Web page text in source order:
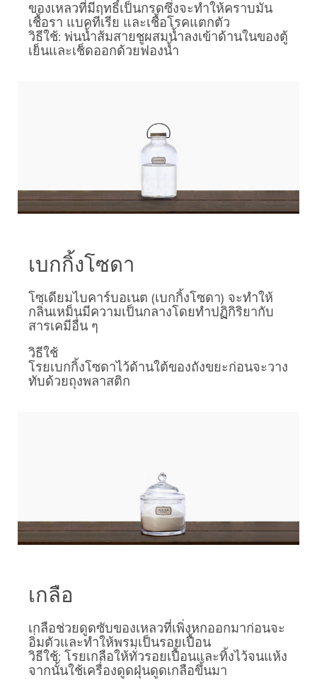
ของเหลวที่มีฤทธิ์เป็นกรดซึ่งจะทำให้คราบมัน
เชื้อรา แบคทีเรีย และเชื้อโรคแตกตัว
วิธีใช้: พ่นน้ำส้มสายชูผสมน้ำลงเข้าด้านในของตู้
เย็นและเช็ดออกด้วยฟองน้ำ
เบกกิ้งโซดา
โซเดียมไบคาร์บอเนต (เบกกิ้งโซดา) จะทำให้
กลิ่นเหม็นมีความเป็นกลางโดยทำปฏิกิริยากับ
สารเคมีอื่น ๆ
วิธีใช้
โรยเบกกิ้งโซดาไว้ด้านใต้ของถังขยะก่อนจะวาง
ทับด้วยถุงพลาสติก
เกลือ
เกลือช่วยดูดซับของเหลวที่เพิ่งหกออกมาก่อนจะ
อิ่มตัวและทำให้พรมเป็นรอยเปื้อน
วิธีใช้: โรยเกลือให้ทั่วรอยเปื้อนและทิ้งไว้จนแห้ง
จากนั้นใช้เครื่องดูดฝุ่นดูดเกลือขึ้นมา